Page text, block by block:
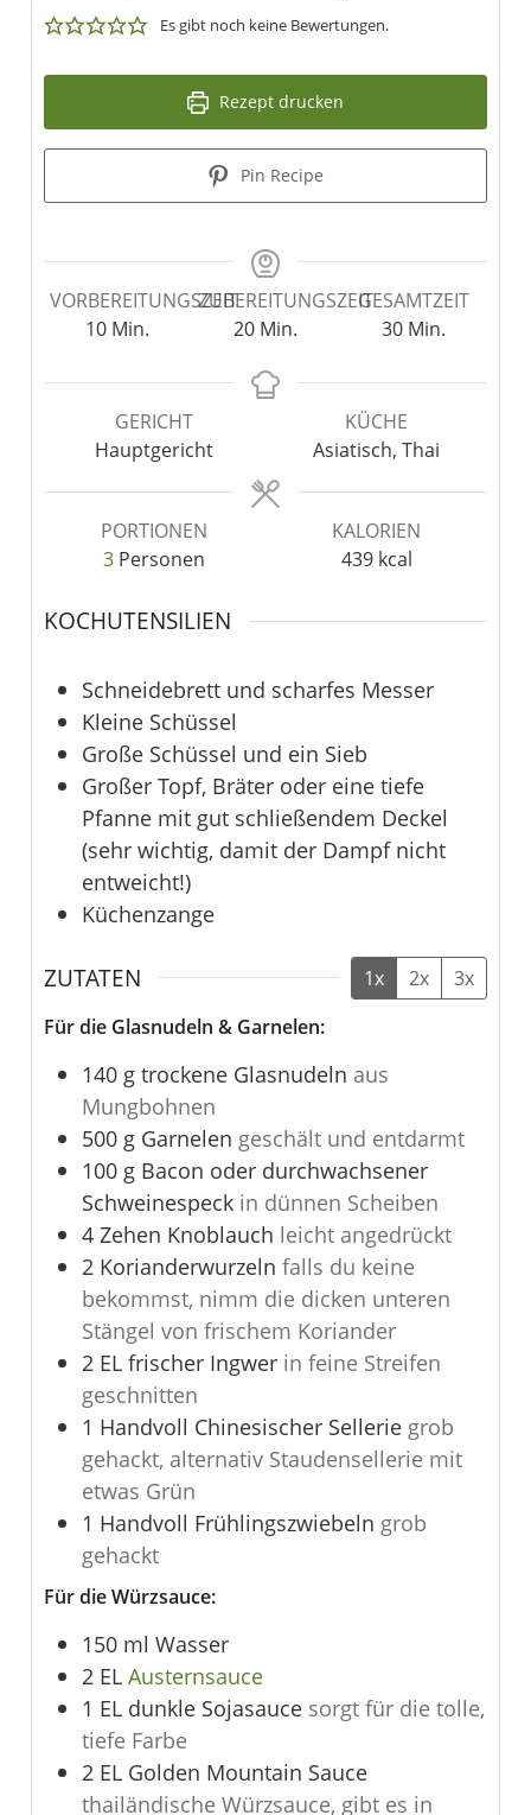
Es gibt noch keine Bewertungen.
Rezept drucken
Pin Recipe
VORBEREITUNGSZEIT
10 Min.
ZUBEREITUNGSZEIT
20 Min.
GESAMTZEIT
30 Min.
GERICHT
Hauptgericht
KÜCHE
Asiatisch, Thai
PORTIONEN
3 Personen
KALORIEN
439 kcal
KOCHUTENSILIEN
Schneidebrett und scharfes Messer
Kleine Schüssel
Große Schüssel und ein Sieb
Großer Topf, Bräter oder eine tiefe
Pfanne mit gut schließendem Deckel
(sehr wichtig, damit der Dampf nicht
entweicht!)
Küchenzange
ZUTATEN 1x 2x
3x
Für die Glasnudeln & Garnelen:
140 g trockene Glasnudeln aus
Mungbohnen
500 g Garnelen geschält und entdarmt
100 g Bacon oder durchwachsener
Schweinespeck in dünnen Scheiben
4 Zehen Knoblauch leicht angedrückt
2 Korianderwurzeln falls du keine
bekommst, nimm die dicken unteren
Stängel von frischem Koriander
2 EL frischer Ingwer in feine Streifen
geschnitten
1 Handvoll Chinesischer Sellerie grob
gehackt, alternativ Staudensellerie mit
etwas Grün
1 Handvoll Frühlingszwiebeln grob
gehackt
Für die Würzsauce:
150 ml Wasser
2 EL Austernsauce
1 EL dunkle Sojasauce sorgt für die tolle,
tiefe Farbe
2 EL Golden Mountain Sauce
thailändische Würzsauce, gibt es in